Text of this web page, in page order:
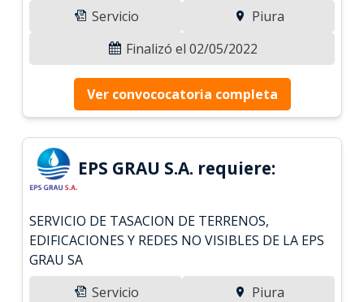
Servicio
Piura
Finalizó el 02/05/2022
Ver convococatoria completa
EPS GRAU S.A. requiere:
SERVICIO DE TASACION DE TERRENOS,
EDIFICACIONES Y REDES NO VISIBLES DE LA EPS
GRAU SA
Servicio
Piura